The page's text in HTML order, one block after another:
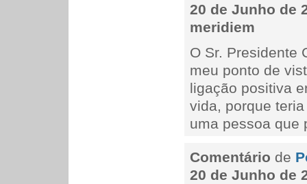
20 de Junho de
meridiem
O Sr. Presidente
meu ponto de
ligação positiva
vida, porque
uma pessoa que
Comentário de
20 de Junho de